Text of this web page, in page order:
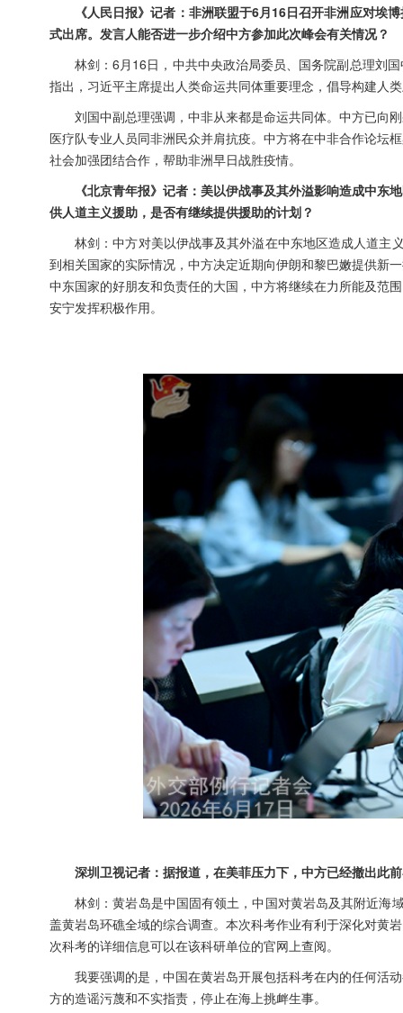
《人民日报》记者：非洲联盟于6月16日召开非洲应对埃
式出席。发言人能否进一步介绍中方参加此次峰会有关情况？
林剑：6月16日，中共中央政治局委员、国务院副总理刘
指出，习近平主席提出人类命运共同体重要理念，倡导构建人
刘国中副总理强调，中非从来都是命运共同体。中方已向
医疗队专业人员同非洲民众并肩抗疫。中方将在中非合作论坛
社会加强团结合作，帮助非洲早日战胜疫情。
《北京青年报》记者：美以伊战事及其外溢影响造成中
供人道主义援助，是否有继续提供援助的计划？
林剑：中方对美以伊战事及其外溢在中东地区造成人道主
到相关国家的实际情况，中方决定近期向伊朗和黎巴嫩提供新
中东国家的好朋友和负责任的大国，中方将继续在力所能及范
安宁发挥积极作用。
深圳卫视记者：据报道，在美菲压力下，中方已经撤出此
林剑：黄岩岛是中国固有领土，中国对黄岩岛及其附近海
盖黄岩岛环礁全域的综合调查。本次科考作业有利于深化对黄
次科考的详细信息可以在该科研单位的官网上查阅。
我要强调的是，中国在黄岩岛开展包括科考在内的任何活
方的造谣污蔑和不实指责，停止在海上挑衅生事。